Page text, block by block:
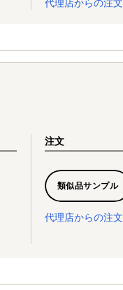
代理店からの注文
注文
類似品サンプル
代理店からの注文